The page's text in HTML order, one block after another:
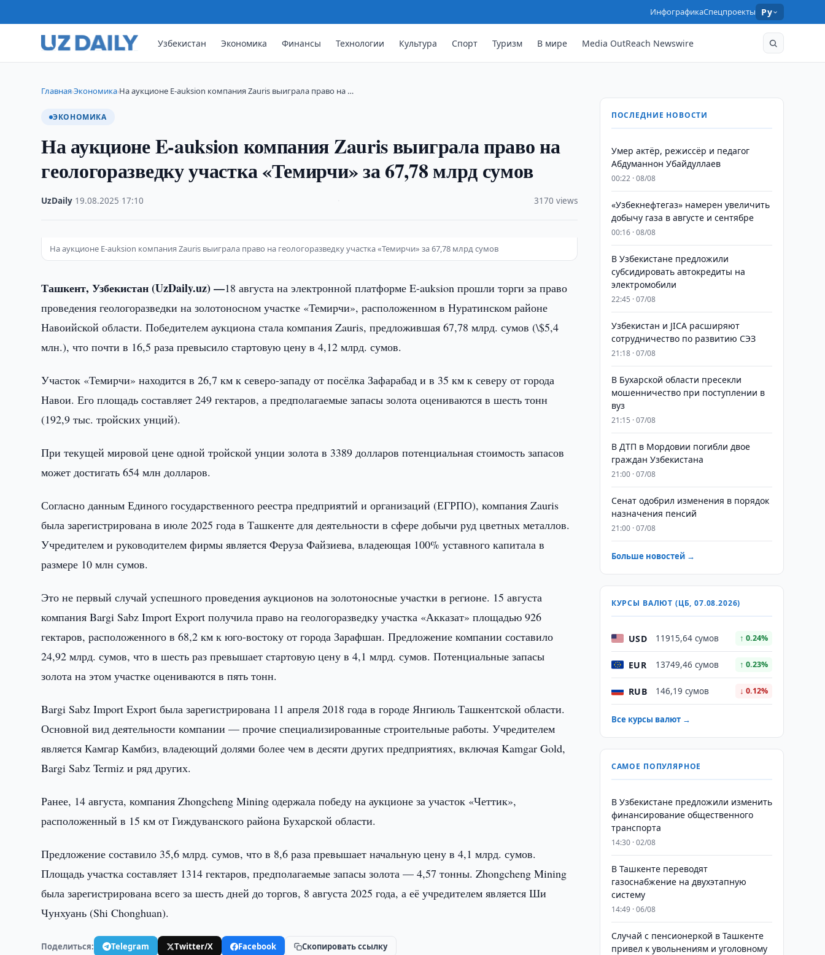
ИнфографикаСпецпроекты Ру
Узбекистан Экономика Финансы Технологии Культура Спорт Туризм В мире Media OutReach Newswire
Главная›Экономика›На аукционе E-auksion компания Zauris выиграла право на …
ЭКОНОМИКА
На аукционе E-auksion компания Zauris выиграла право на
геологоразведку участка «Темирчи» за 67,78 млрд сумов
UzDaily 19.08.2025 17:10 3170 views
На аукционе E-auksion компания Zauris выиграла право на геологоразведку участка «Темирчи» за 67,78 млрд сумов
Ташкент, Узбекистан (UzDaily.uz) —18 августа на электронной платформе E-auksion прошли торги за право
проведения геологоразведки на золотоносном участке «Темирчи», расположенном в Нуратинском районе
Навоийской области. Победителем аукциона стала компания Zauris, предложившая 67,78 млрд. сумов (\$5,4
млн.), что почти в 16,5 раза превысило стартовую цену в 4,12 млрд. сумов.
Участок «Темирчи» находится в 26,7 км к северо-западу от посёлка Зафарабад и в 35 км к северу от города
Навои. Его площадь составляет 249 гектаров, а предполагаемые запасы золота оцениваются в шесть тонн
(192,9 тыс. тройских унций).
При текущей мировой цене одной тройской унции золота в 3389 долларов потенциальная стоимость запасов
может достигать 654 млн долларов.
Согласно данным Единого государственного реестра предприятий и организаций (ЕГРПО), компания Zauris
была зарегистрирована в июле 2025 года в Ташкенте для деятельности в сфере добычи руд цветных металлов.
Учредителем и руководителем фирмы является Феруза Файзиева, владеющая 100% уставного капитала в
размере 10 млн сумов.
Это не первый случай успешного проведения аукционов на золотоносные участки в регионе. 15 августа
компания Bargi Sabz Import Export получила право на геологоразведку участка «Акказат» площадью 926
гектаров, расположенного в 68,2 км к юго-востоку от города Зарафшан. Предложение компании составило
24,92 млрд. сумов, что в шесть раз превышает стартовую цену в 4,1 млрд. сумов. Потенциальные запасы
золота на этом участке оцениваются в пять тонн.
Bargi Sabz Import Export была зарегистрирована 11 апреля 2018 года в городе Янгиюль Ташкентской области.
Основной вид деятельности компании — прочие специализированные строительные работы. Учредителем
является Камгар Камбиз, владеющий долями более чем в десяти других предприятиях, включая Kamgar Gold,
Bargi Sabz Termiz и ряд других.
Ранее, 14 августа, компания Zhongcheng Mining одержала победу на аукционе за участок «Четтик»,
расположенный в 15 км от Гиждуванского района Бухарской области.
Предложение составило 35,6 млрд. сумов, что в 8,6 раза превышает начальную цену в 4,1 млрд. сумов.
Площадь участка составляет 1314 гектаров, предполагаемые запасы золота — 4,57 тонны. Zhongcheng Mining
была зарегистрирована всего за шесть дней до торгов, 8 августа 2025 года, а её учредителем является Ши
Чунхуань (Shi Chonghuan).
Поделиться: Telegram Twitter/X Facebook Скопировать ссылку
ПОСЛЕДНИЕ НОВОСТИ
Умер актёр, режиссёр и педагог
Абдуманнон Убайдуллаев
00:22 · 08/08
«Узбекнефтегаз» намерен увеличить
добычу газа в августе и сентябре
00:16 · 08/08
В Узбекистане предложили
субсидировать автокредиты на
электромобили
22:45 · 07/08
Узбекистан и JICA расширяют
сотрудничество по развитию СЭЗ
21:18 · 07/08
В Бухарской области пресекли
мошенничество при поступлении в
вуз
21:15 · 07/08
В ДТП в Мордовии погибли двое
граждан Узбекистана
21:00 · 07/08
Сенат одобрил изменения в порядок
назначения пенсий
21:00 · 07/08
Больше новостей →
КУРСЫ ВАЛЮТ (ЦБ, 07.08.2026)
USD 11915,64 сумов ↑ 0.24%
EUR 13749,46 сумов ↑ 0.23%
RUB 146,19 сумов ↓ 0.12%
Все курсы валют →
САМОЕ ПОПУЛЯРНОЕ
В Узбекистане предложили изменить
финансирование общественного
транспорта
14:30 · 02/08
В Ташкенте переводят
газоснабжение на двухэтапную
систему
14:49 · 06/08
Случай с пенсионеркой в Ташкенте
привел к увольнениям и уголовному